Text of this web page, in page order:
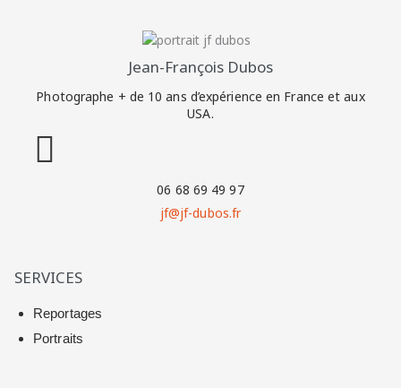
Jean-François Dubos
Photographe + de 10 ans d’expérience en France et aux
USA.
06 68 69 49 97
jf@jf-dubos.fr
SERVICES
Reportages
Portraits